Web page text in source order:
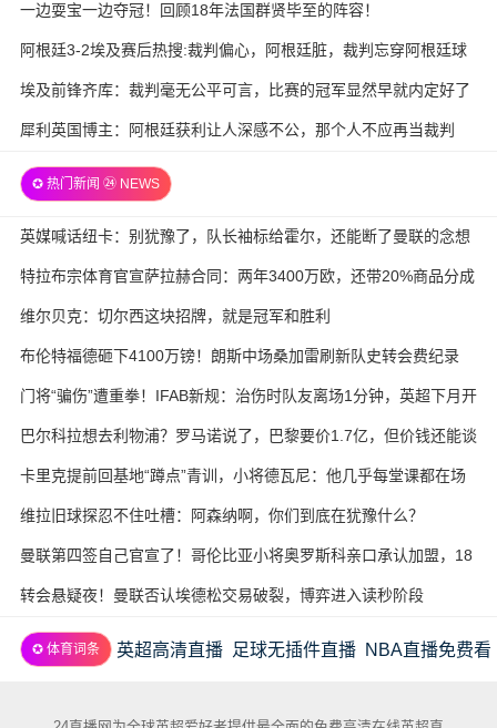
一边耍宝一边夺冠！回顾18年法国群贤毕至的阵容！
阿根廷3-2埃及赛后热搜:裁判偏心，阿根廷脏，裁判忘穿阿根廷球
衣
埃及前锋齐库：裁判毫无公平可言，比赛的冠军显然早就内定好了
犀利英国博主：阿根廷获利让人深感不公，那个人不应再当裁判
✪ 热门新闻 ㉔ NEWS
英媒喊话纽卡：别犹豫了，队长袖标给霍尔，还能断了曼联的念想
特拉布宗体育官宣萨拉赫合同：两年3400万欧，还带20%商品分成
维尔贝克：切尔西这块招牌，就是冠军和胜利
布伦特福德砸下4100万镑！朗斯中场桑加雷刷新队史转会费纪录
门将“骗伤”遭重拳！IFAB新规：治伤时队友离场1分钟，英超下月开
试
巴尔科拉想去利物浦？罗马诺说了，巴黎要价1.7亿，但价钱还能谈
卡里克提前回基地“蹲点”青训，小将德瓦尼：他几乎每堂课都在场
边
维拉旧球探忍不住吐槽：阿森纳啊，你们到底在犹豫什么？
曼联第四签自己官宣了！哥伦比亚小将奥罗斯科亲口承认加盟，18
岁生日当天完成转会
转会悬疑夜！曼联否认埃德松交易破裂，博弈进入读秒阶段
✪ 体育词条 英超高清直播 足球无插件直播 NBA直播免费看